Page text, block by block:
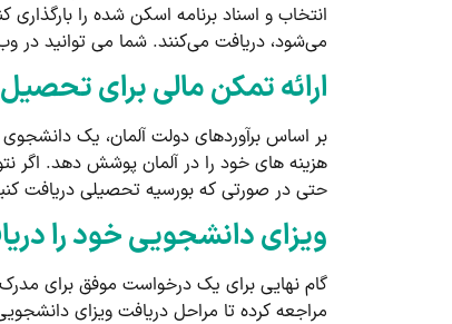
انتخاب و اسناد برنامه اسکن شده را
می‌شود، دریافت می‌کنند. شما می توانید در
ارائه تمکن مالی برای
هزینه ­های خود را در آلمان پوشش دهد. اگر
حتی در صورتی که بورسیه تحصیلی دریافت کنید، حداقل باید هزینه 4 ماه زندگی را داشته باشید تا
ویزای دانشجویی خود را
گام نهایی برای یک درخواست موفق برای مدرک
مراجعه کرده تا مراحل دریافت ویزای